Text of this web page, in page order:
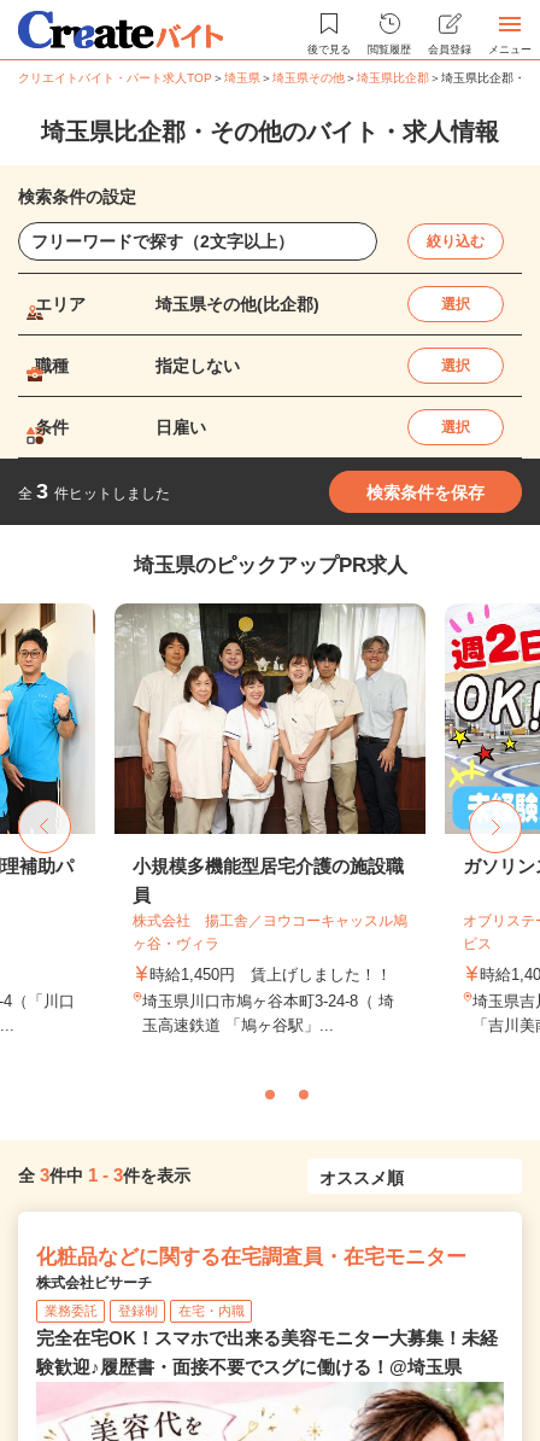
後で見る 閲覧履歴 会員登録 メニュー
クリエイトバイト・パート求人TOP ＞埼玉県＞埼玉県その他＞埼玉県比企郡＞埼玉県比企郡・
埼玉県比企郡・その他のバイト・求人情報
検索条件の設定
絞り込む
エリア 埼玉県その他(比企郡) 選択
職種 指定しない 選択
条件 日雇い 選択
全 3 件ヒットしました 検索条件を保存
埼玉県のピックアップPR求人
補助パ
（「川口
小規模多機能型居宅介護の施設職
員
株式会社 揚工舎／ヨウコーキャッスル鳩
ヶ谷・ヴィラ
時給1,450円 賃上げしました！！
埼玉県川口市鳩ヶ谷本町3-24-8（ 埼
玉高速鉄道 「鳩ヶ谷駅」...
ガソリ
オブリス
ビス
時給
埼玉県吉
「吉川
全 3件中 1 - 3件を表示
化粧品などに関する在宅調査員・在宅モニター
株式会社ビサーチ
業務委託 登録制 在宅・内職
完全在宅OK！スマホで出来る美容モニター大募集！未経
験歓迎♪履歴書・面接不要でスグに働ける！@埼玉県